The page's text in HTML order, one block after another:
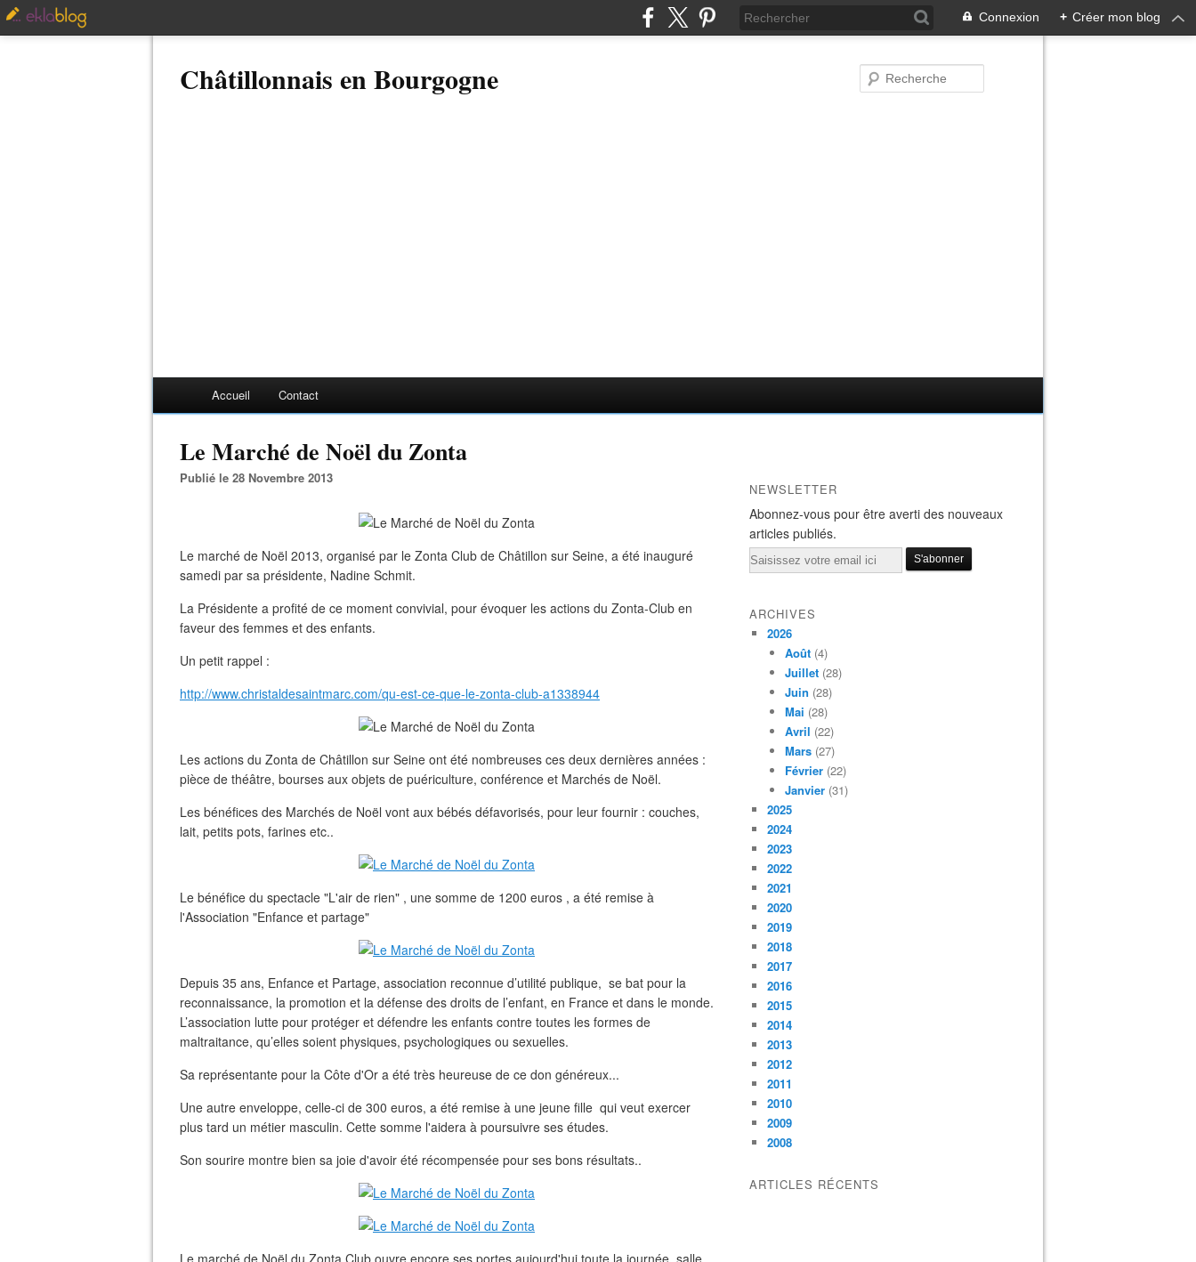
Connexion + Créer mon blog
Châtillonnais en Bourgogne
Accueil Contact
Le Marché de Noël du Zonta
Publié le 28 Novembre 2013
Le marché de Noël 2013, organisé par le Zonta Club de Châtillon sur Seine, a été inauguré
samedi par sa présidente, Nadine Schmit.
La Présidente a profité de ce moment convivial, pour évoquer les actions du Zonta-Club en
faveur des femmes et des enfants.
Un petit rappel :
http://www.christaldesaintmarc.com/qu-est-ce-que-le-zonta-club-a1338944
Les actions du Zonta de Châtillon sur Seine ont été nombreuses ces deux dernières années :
pièce de théâtre, bourses aux objets de puériculture, conférence et Marchés de Noël.
Les bénéfices des Marchés de Noël vont aux bébés défavorisés, pour leur fournir : couches,
lait, petits pots, farines etc..
Le bénéfice du spectacle "L'air de rien" , une somme de 1200 euros , a été remise à
l'Association "Enfance et partage"
Depuis 35 ans, Enfance et Partage, association reconnue d’utilité publique, se bat pour la
reconnaissance, la promotion et la défense des droits de l’enfant, en France et dans le monde.
L’association lutte pour protéger et défendre les enfants contre toutes les formes de
maltraitance, qu’elles soient physiques, psychologiques ou sexuelles.
Sa représentante pour la Côte d'Or a été très heureuse de ce don généreux...
Une autre enveloppe, celle-ci de 300 euros, a été remise à une jeune fille qui veut exercer
plus tard un métier masculin. Cette somme l'aidera à poursuivre ses études.
Son sourire montre bien sa joie d'avoir été récompensée pour ses bons résultats..
Le marché de Noël du Zonta Club ouvre encore ses portes aujourd'hui toute la journée, salle
NEWSLETTER
Abonnez-vous pour être averti des nouveaux
articles publiés.
Email
ARCHIVES
2026
Août (4)
Juillet (28)
Juin (28)
Mai (28)
Avril (22)
Mars (27)
Février (22)
Janvier (31)
2025
2024
2023
2022
2021
2020
2019
2018
2017
2016
2015
2014
2013
2012
2011
2010
2009
2008
ARTICLES RÉCENTS